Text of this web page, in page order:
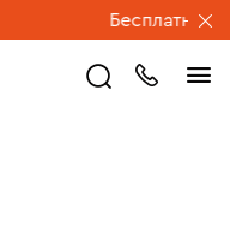
Бесплатная